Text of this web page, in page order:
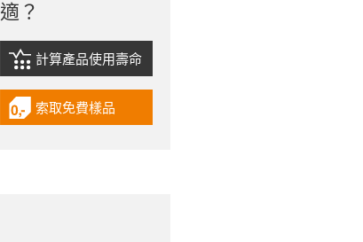
適？
igus-icon-lebensdauerrechner
計算產品使用壽命
igus-icon-gratismuster
索取免費樣品